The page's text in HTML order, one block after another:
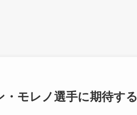
・モレノ選手に期待する